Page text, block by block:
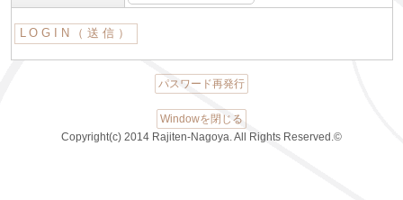
パスワード再発行
Windowを閉じる
Copyright(c) 2014 Rajiten-Nagoya. All Rights Reserved.©